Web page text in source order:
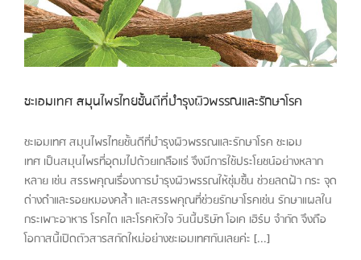
ชะเอมเทศ สมุนไพรไทยชั้นดีที่บำรุงผิวพรรณและรักษาโรค
ชะเอมเทศ สมุนไพรไทยชั้นดีที่บำรุงผิวพรรณและรักษาโรค ชะเอม
เทศ เป็นสมุนไพรที่อุดมไปด้วยเกลือแร่ จึงมีการใช้ประโยชน์อย่างหลาก
หลาย เช่น สรรพคุณเรื่องการบำรุงผิวพรรณให้ชุ่มชื้น ช่วยลดฝ้า กระ จุด
ด่างดำและรอยหมองคล้ำ และสรรพคุณที่ช่วยรักษาโรคเช่น รักษาแผลใน
กระเพาะอาหาร โรคไต และโรคหัวใจ วันนี้บริษัท โอเค เฮิร์บ จำกัด จึงถือ
โอกาสนี้เปิดตัวสารสกัดใหม่อย่างชะเอมเทศกันเลยค่ะ [...]